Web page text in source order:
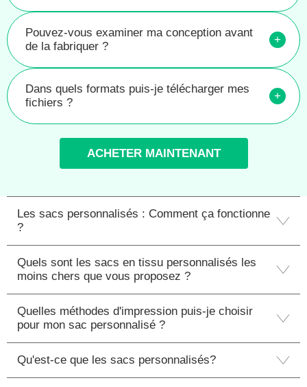
Pouvez-vous examiner ma conception avant
de la fabriquer ?
+
Dans quels formats puis-je télécharger mes
fichiers ?
+
ACHETER MAINTENANT
Les sacs personnalisés : Comment ça fonctionne
?
Quels sont les sacs en tissu personnalisés les
moins chers que vous proposez ?
Quelles méthodes d'impression puis-je choisir
pour mon sac personnalisé ?
Qu'est-ce que les sacs personnalisés?